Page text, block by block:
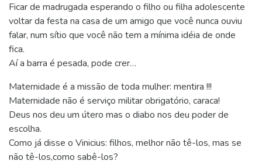
Ficar de madrugada esperando o filho ou filha adolescente
voltar da festa na casa de um amigo que você nunca ouviu
falar, num sítio que você não tem a mínima idéia de onde
fica.
Aí a barra é pesada, pode crer…
Maternidade é a missão de toda mulher: mentira !!!
Maternidade não é serviço militar obrigatório, caraca!
Deus nos deu um útero mas o diabo nos deu poder de
escolha.
Como já disse o Vinicius: filhos, melhor não tê-los, mas se
não tê-los,como sabê-los?